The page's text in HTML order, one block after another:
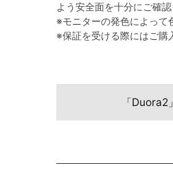
よう安全面を十分にご確認
※モニターの発色によって
※保証を受ける際にはご購
「